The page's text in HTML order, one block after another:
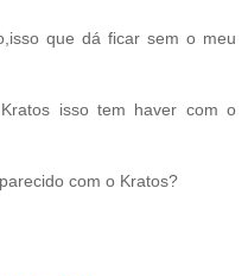
que dá ficar sem o meu
isso tem haver com o
com o Kratos?